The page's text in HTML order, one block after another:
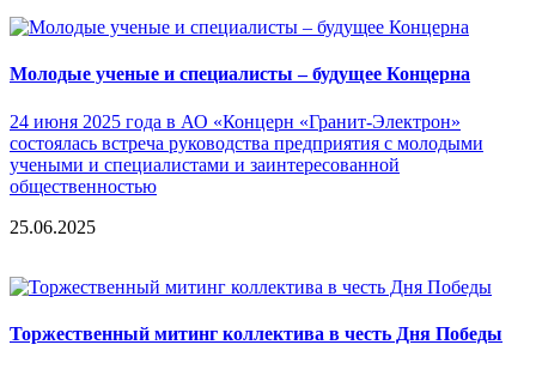
Молодые ученые и специалисты – будущее Концерна
24 июня 2025 года в АО «Концерн «Гранит-Электрон»
состоялась встреча руководства предприятия с молодыми
учеными и специалистами и заинтересованной
общественностью
25.06.2025
Торжественный митинг коллектива в честь Дня Победы